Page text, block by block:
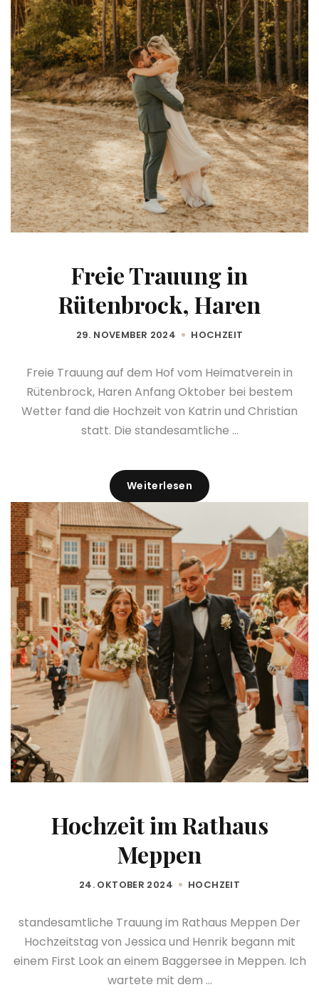
Freie Trauung in
Rütenbrock, Haren
29. NOVEMBER 2024 HOCHZEIT
Freie Trauung auf dem Hof vom Heimatverein in
Rütenbrock, Haren Anfang Oktober bei bestem
Wetter fand die Hochzeit von Katrin und Christian
statt. Die standesamtliche ...
Weiterlesen
Hochzeit im Rathaus
Meppen
24. OKTOBER 2024 HOCHZEIT
standesamtliche Trauung im Rathaus Meppen Der
Hochzeitstag von Jessica und Henrik begann mit
einem First Look an einem Baggersee in Meppen. Ich
wartete mit dem ...